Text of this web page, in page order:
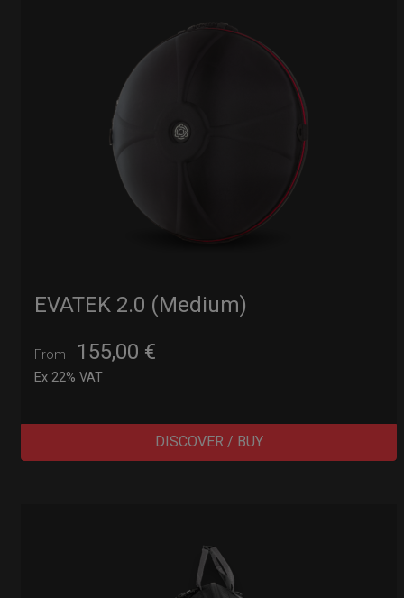
EVATEK 2.0 (Medium)
From 155,00 €
Ex 22% VAT
DISCOVER / BUY